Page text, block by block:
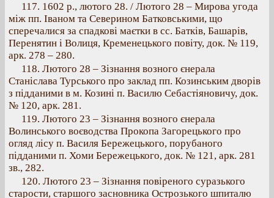
117. 1602 p., лютого 28. / Лютого 28 – Мирова угода
між пп. Іваном та Северином Батковськими, що
сперечалися за спадкові маєтки в сс. Батків, Башарів,
Перенятин і Волиця, Кременецького повіту, док. № 119,
арк. 278 – 280.
118. Лютого 28 – Зізнання возного єнерала
Станіслава Турського про заклад пп. Козинським дворів
з підданими в м. Козині п. Василю Себастіяновичу, док.
№ 120, арк. 281.
119. Лютого 23 – Зізнання возного єнерала
Волинського воєводства Прокопа Загорецького про
огляд лісу п. Василя Бережецького, порубаного
підданими п. Хоми Бережецького, док. № 121, арк. 281
зв., 282.
120. Лютого 23 – Зізнання повіреного суразького
старости, старшого засновника Острозького шпиталю